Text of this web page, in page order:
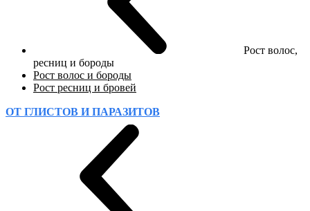
Рост волос,
ресниц и бороды
Рост волос и бороды
Рост ресниц и бровей
ОТ ГЛИСТОВ И ПАРАЗИТОВ